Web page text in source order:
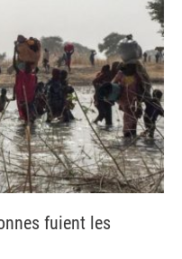
fuient les